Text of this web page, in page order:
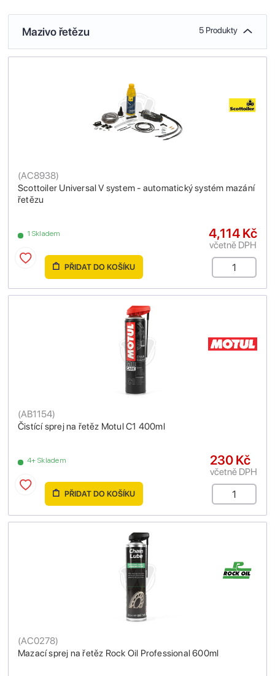
Mazivo řetězu 5 Produkty
Scottoiler Universal V system - automatický systém mazání
řetězu
(AC8938)
1 Skladem 4,114 Kč
včetně DPH
PŘIDAT DO KOŠÍKU
Čistící sprej na řetěz Motul C1 400ml
(AB1154)
4+ Skladem 230 Kč
včetně DPH
PŘIDAT DO KOŠÍKU
Mazací sprej na řetěz Rock Oil Professional 600ml
(AC0278)